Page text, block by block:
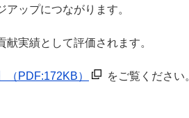
ップにつながります。
実績として評価されます。
（PDF:172KB） をご覧ください